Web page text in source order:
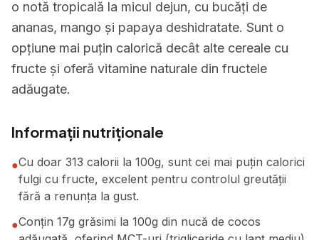
o notă tropicală la micul dejun, cu bucăți de
ananas, mango și papaya deshidratate. Sunt o
opțiune mai puțin calorică decât alte cereale cu
fructe și oferă vitamine naturale din fructele
adăugate.
Informații nutriționale
●Cu doar 313 calorii la 100g, sunt cei mai puțin calorici
fulgi cu fructe, excelent pentru controlul greutății
fără a renunța la gust.
●Conțin 17g grăsimi la 100g din nucă de cocos